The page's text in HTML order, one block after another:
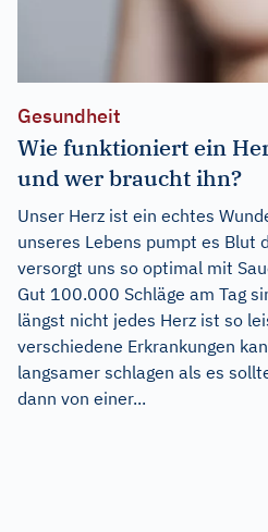
Gesundheit
Wie funktioniert ein
und wer braucht ihn?
Unser Herz ist ein echtes
unseres Lebens pumpt es Blut
versorgt uns so optimal mit
Gut 100.000 Schläge am Tag
längst nicht jedes Herz ist so
verschiedene Erkrankungen
langsamer schlagen als es
dann von einer...